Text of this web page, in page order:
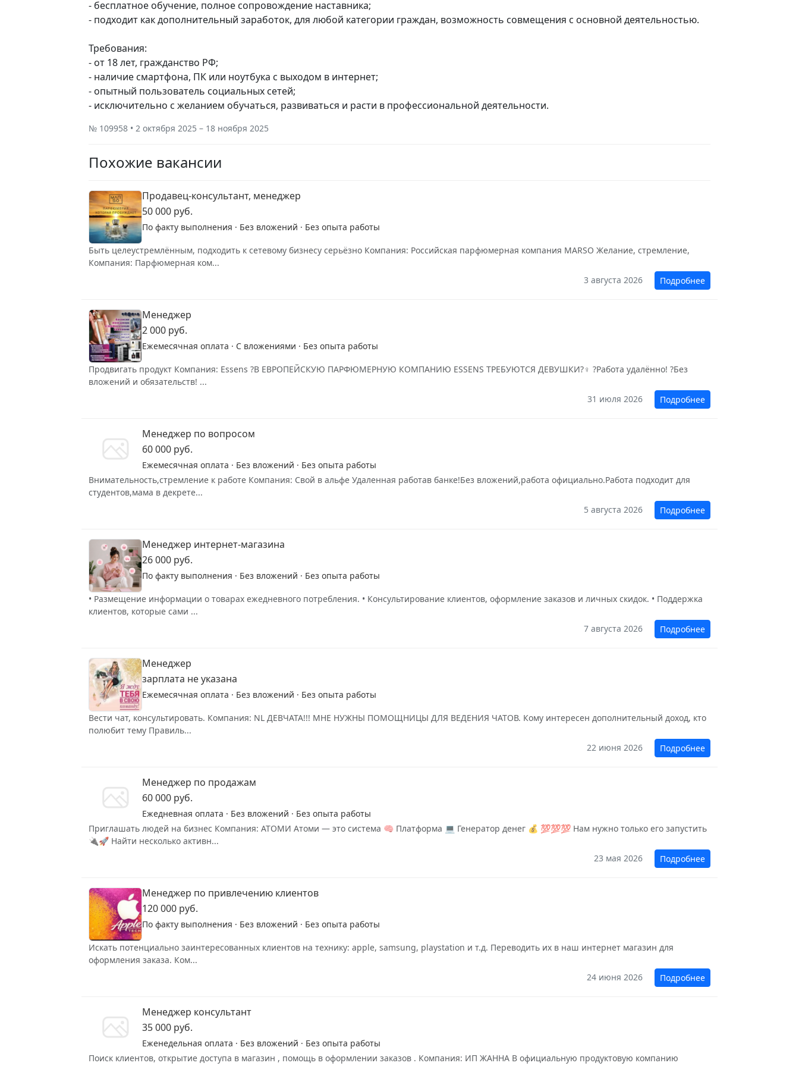
- бесплатное обучение, полное сопровождение наставника;
- подходит как дополнительный заработок, для любой категории граждан, возможность совмещения с основной деятельностью.
Требования:
- от 18 лет, гражданство РФ;
- наличие смартфона, ПК или ноутбука с выходом в интернет;
- опытный пользователь социальных сетей;
- исключительно с желанием обучаться, развиваться и расти в профессиональной деятельности.
№ 109958 • 2 октября 2025 – 18 ноября 2025
Похожие вакансии
Продавец-консультант, менеджер
50 000 руб.
По факту выполнения · Без вложений · Без опыта работы
Быть целеустремлённым, подходить к сетевому бизнесу серьёзно Компания: Российская парфюмерная компания MARSO Желание, стремление,
Компания: Парфюмерная ком...
3 августа 2026
Подробнее
Менеджер
2 000 руб.
Ежемесячная оплата · С вложениями · Без опыта работы
Продвигать продукт Компания: Essens ?В ЕВРОПЕЙСКУЮ ПАРФЮМЕРНУЮ КОМПАНИЮ ESSENS ТРЕБУЮТСЯ ДЕВУШКИ?‍♀️ ?Работа удалённо! ?Без
вложений и обязательств! ...
31 июля 2026
Подробнее
Менеджер по вопросом
60 000 руб.
Ежемесячная оплата · Без вложений · Без опыта работы
Внимательность,стремление к работе Компания: Свой в альфе Удаленная работав банке!Без вложений,работа официально.Работа подходит для
студентов,мама в декрете...
5 августа 2026
Подробнее
Менеджер интернет-магазина
26 000 руб.
По факту выполнения · Без вложений · Без опыта работы
• Размещение информации о товарах ежедневного потребления. • Консультирование клиентов, оформление заказов и личных скидок. • Поддержка
клиентов, которые сами ...
7 августа 2026
Подробнее
Менеджер
зарплата не указана
Ежемесячная оплата · Без вложений · Без опыта работы
Вести чат, консультировать. Компания: NL ДЕВЧАТА!!! МНЕ НУЖНЫ ПОМОЩНИЦЫ ДЛЯ ВЕДЕНИЯ ЧАТОВ. Кому интересен дополнительный доход, кто
полюбит тему Правиль...
22 июня 2026
Подробнее
Менеджер по продажам
60 000 руб.
Ежедневная оплата · Без вложений · Без опыта работы
Приглашать людей на бизнес Компания: АТОМИ Атоми — это система 🧠 Платформа 💻 Генератор денег 💰 💯💯💯 Нам нужно только его запустить
🔌🚀 Найти несколько активн...
23 мая 2026
Подробнее
Менеджер по привлечению клиентов
120 000 руб.
По факту выполнения · Без вложений · Без опыта работы
Искать потенциально заинтересованных клиентов на технику: apple, samsung, playstation и т.д. Переводить их в наш интернет магазин для
оформления заказа. Ком...
24 июня 2026
Подробнее
Менеджер консультант
35 000 руб.
Еженедельная оплата · Без вложений · Без опыта работы
Поиск клиентов, открытие доступа в магазин , помощь в оформлении заказов . Компания: ИП ЖАННА В официальную продуктовую компанию